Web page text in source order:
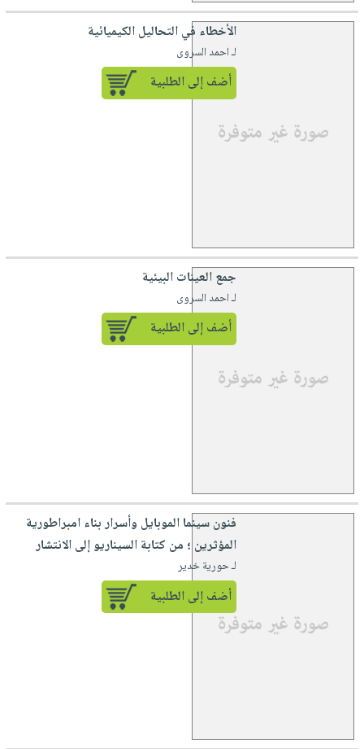
الأخطاء في التحاليل الكيميائية
لـ احمد السروى
أضف إلى الطلبية
جمع العينات البيئية
لـ احمد السروى
أضف إلى الطلبية
فنون سينما الموبايل وأسرار بناء امبراطورية
المؤثرين ؛ من كتابة السيناريو إلى الانتشار
لـ حورية خدير
أضف إلى الطلبية